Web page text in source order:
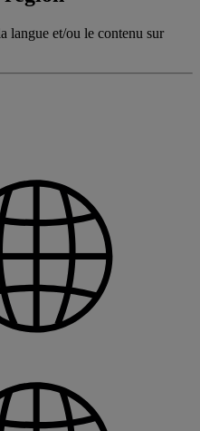
langue et/ou le contenu sur